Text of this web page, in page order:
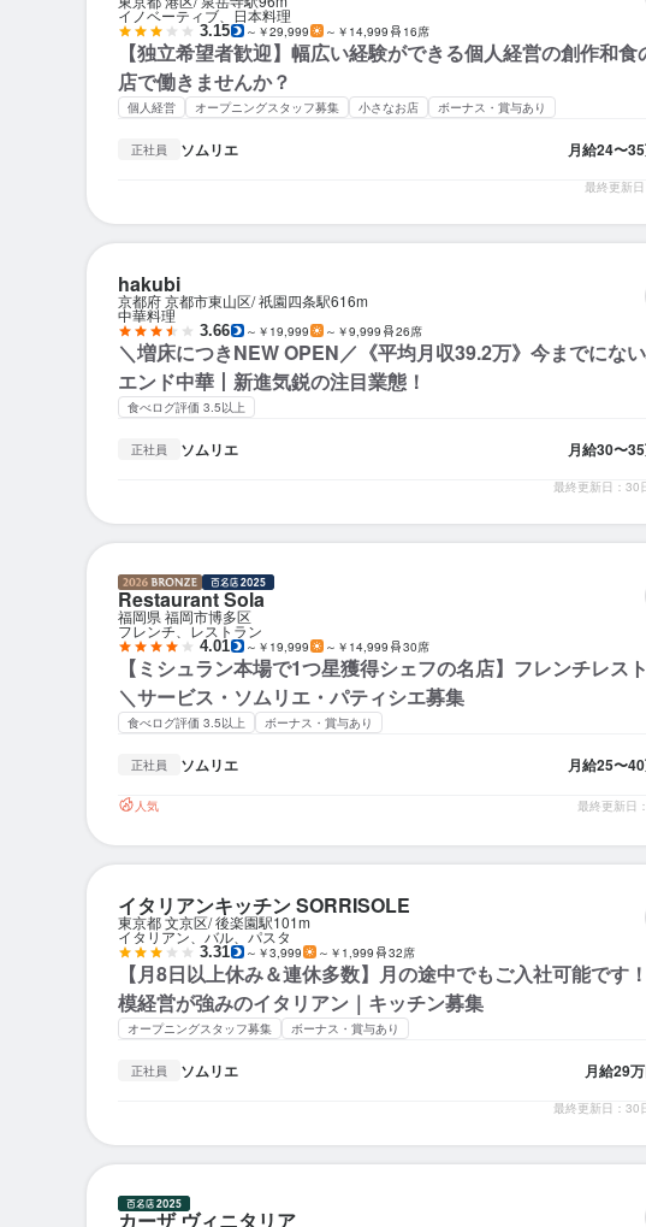
イノベーティブ、日本料理
3.15 ～￥29,999 ～￥14,999 16席
【独立希望者歓迎】幅広い経験ができる個人経営の創作和食
店で働きませんか？
個人経営 オープニングスタッフ募集 小さなお店 ボーナス・賞与あり
正社員 ソムリエ 月給24〜
最終更新
hakubi
京都府 京都市東山区 祇園四条駅616m
中華料理
3.66 ～￥19,999 ～￥9,999 26席
＼増床につきNEW OPEN／《平均月収39.2万》今までにな
エンド中華丨新進気鋭の注目業態！
食べログ評価 3.5以上
正社員 ソムリエ 月給30〜
最終更新日：30
Restaurant Sola
福岡県 福岡市博多区
フレンチ、レストラン
4.01 ～￥19,999 ～￥14,999 30席
【ミシュラン本場で1つ星獲得シェフの名店】フレンチレス
＼サービス・ソムリエ・パティシエ募集
食べログ評価 3.5以上 ボーナス・賞与あり
正社員 ソムリエ 月給25〜
人気 最終更新日
イタリアンキッチン SORRISOLE
東京都 文京区 後楽園駅101m
イタリアン、バル、パスタ
3.31 ～￥3,999 ～￥1,999 32席
【月8日以上休み＆連休多数】月の途中でもご入社可能です
模経営が強みのイタリアン｜キッチン募集
オープニングスタッフ募集 ボーナス・賞与あり
正社員 ソムリエ 月給29
最終更新日：30
カーザ ヴィニタリア